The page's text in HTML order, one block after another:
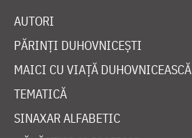
AUTORI
PĂRINȚI DUHOVNICEȘTI
MAICI CU VIAȚĂ DUHOVNICEASCĂ
TEMATICĂ
SINAXAR ALFABETIC